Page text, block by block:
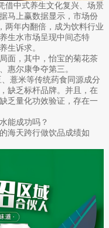
借中式养生文化复兴、场景
马上赢数据显示，市场份
两年内翻倍，成为饮料行业
生水市场呈现中间态特
生诉求。
面，其中，怡宝的菊花茶
惠尔康争夺第三。
薏米等传统药食同源成分
缺乏标杆品牌。并且，在
乏量化功效验证，存在一
能成功吗？
海天跨行做饮品成绩如